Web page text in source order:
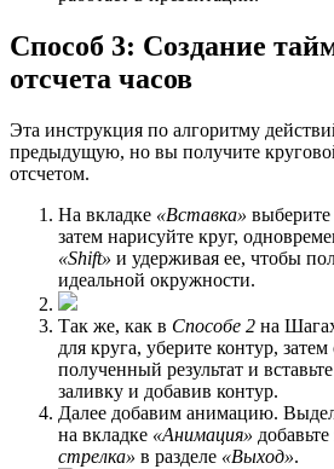
Способ 3: Создание
отсчета часов
Эта инструкция по алгоритму
предыдущую, но вы получите
отсчетом.
На вкладке «Вставка» выберите
затем нарисуйте круг,
«Shift» и удерживая ее, чтобы
идеальной окружности.
Так же, как в Способе 2 на
для круга, уберите контур,
полученный результат и
заливку и добавив контур.
Далее добавим анимацию.
на вкладке «Анимация»
стрелка» в разделе «Выход».